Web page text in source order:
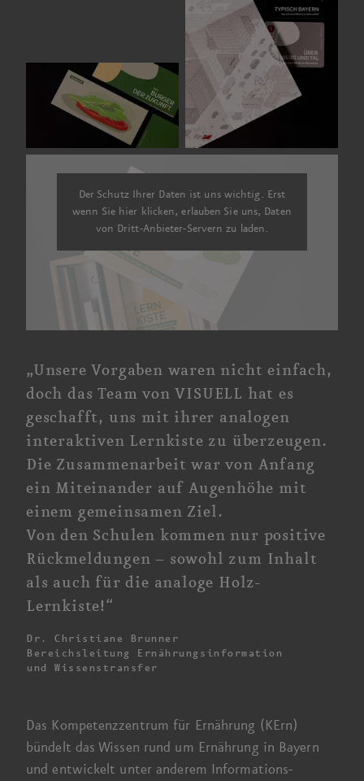
Der Schutz Ihrer Daten ist uns wichtig. Erst
wenn Sie hier klicken, erlauben Sie uns, Daten
von Dritt-Anbieter-Servern zu laden.
Das Kompetenz­zentrum für Ernährung (KErn)
bündelt das Wissen rund um Ernährung in Bayern
und entwickelt unter anderem Informations­
„Unsere Vorgaben waren nicht einfach,
doch das Team von VISUELL hat es
geschafft, uns mit ihrer analogen
interaktiven Lernkiste zu überzeugen.
Die Zusammenarbeit war von Anfang
ein Miteinander auf Augen­höhe mit
einem gemeinsamen Ziel.
Von den Schulen kommen nur positive
Rückmeldungen – sowohl zum Inhalt
als auch für die analoge Holz-
Lernkiste!“
Dr. Christiane Brunner
Bereichsleitung Ernährungs­information
und Wissenstransfer